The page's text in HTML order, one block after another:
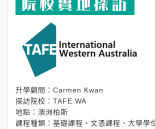
升學顧問：Carmen Kwan
探訪院校：TAFE WA
地點：澳洲柏斯
課程種類：基礎課程、文憑課程、大學學